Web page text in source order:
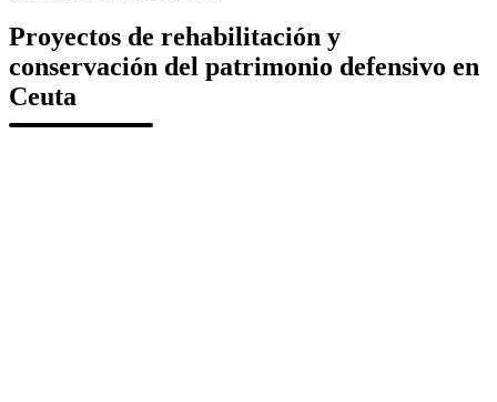
Proyectos de rehabilitación y
conservación del patrimonio defensivo en
Ceuta